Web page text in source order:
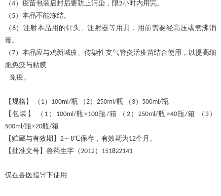
（4）疫苗包装启封后要防止污染，限2小时内用完。
（ 5）本品不能冻结。
（ 6）注射本品用的针头、注射器等用具，用前需要经高压或煮沸消
毒。
（7）本品应与鸡新城疫、传染性支气管炎活疫苗结合使用，以提高细
胞免疫与粘膜
免疫。
【规格】 （ 1） 100ml/瓶 （2） 250ml/瓶 （ 3） 500ml/瓶
【包装】
（ 1 ） 100ml/瓶×100瓶/箱 （ 2）250ml/瓶×40瓶/箱 （ 3）
500ml/瓶×20瓶/箱
【贮藏与有效期】 2 ～ 8℃保存，有效期为12个月。
【批准文号】兽药生字（2012） 151822141
仅在兽医指导下使用